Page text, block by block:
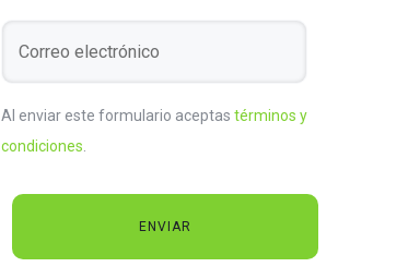
Al enviar este formulario aceptas términos y
condiciones